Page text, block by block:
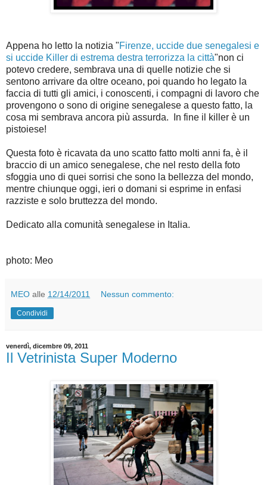
Appena ho letto la notizia "Firenze, uccide due senegalesi e
si uccide Killer di estrema destra terrorizza la città"non ci
potevo credere, sembrava una di quelle notizie che si
sentono arrivare da oltre oceano, poi quando ho legato la
faccia di tutti gli amici, i conoscenti, i compagni di lavoro che
provengono o sono di origine senegalese a questo fatto, la
cosa mi sembrava ancora più assurda. In fine il killer è un
pistoiese!
Questa foto è ricavata da uno scatto fatto molti anni fa, è il
braccio di un amico senegalese, che nel resto della foto
sfoggia uno di quei sorrisi che sono la bellezza del mondo,
mentre chiunque oggi, ieri o domani si esprime in enfasi
razziste e solo bruttezza del mondo.
Dedicato alla comunità senegalese in Italia.
photo: Meo
MEO alle 12/14/2011 Nessun commento:
Condividi
venerdì, dicembre 09, 2011
Il Vetrinista Super Moderno